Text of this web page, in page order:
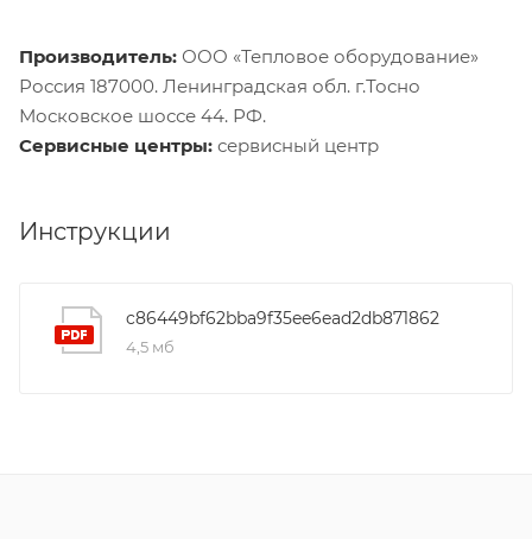
Производитель: ООО «Тепловое оборудование»
Россия 187000. Ленинградская обл. г.Тосно
Московское шоссе 44. РФ.
Сервисные центры: сервисный центр
Инструкции
c86449bf62bba9f35ee6ead2db871862
4,5 мб